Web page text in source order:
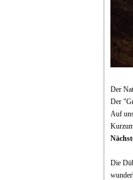
Der
Der
Auf
Die